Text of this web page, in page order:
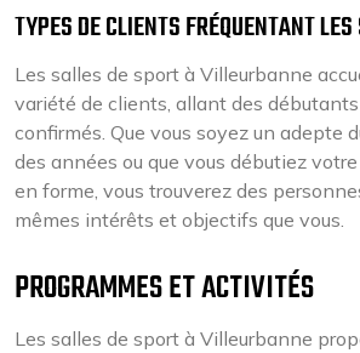
TYPES DE CLIENTS FRÉQUENTANT
Les salles de sport à Villeurbanne
variété de clients, allant des
confirmés. Que vous soyez un adepte
des années ou que vous débutiez
en forme, vous trouverez des
mêmes intérêts et objectifs que vous.
PROGRAMMES ET ACTIVITÉS
Les salles de sport à Villeurbanne